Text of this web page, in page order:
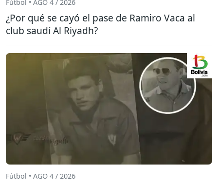
Fútbol • AGO 4 / 2026
¿Por qué se cayó el pase de Ramiro Vaca al
club saudí Al Riyadh?
Fútbol • AGO 4 / 2026